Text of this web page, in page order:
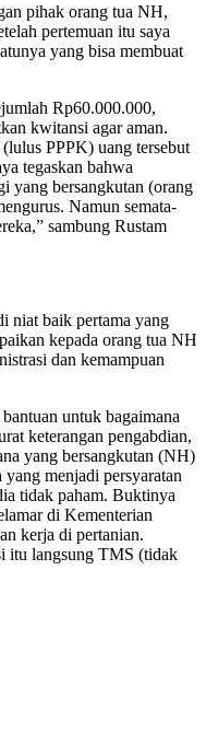
pihak orang tua NH,
pertemuan itu saya
yang bisa membuat
Rp60.000.000,
kwitansi agar aman.
PPPK) uang tersebut
tegaskan bahwa
yang bersangkutan (orang
Namun semata-
sambung Rustam
niat baik pertama yang
kepada orang tua NH
dan kemampuan
untuk bagaimana
keterangan pengabdian,
yang bersangkutan (NH)
yang menjadi persyaratan
tidak paham. Buktinya
di Kementerian
kerja di pertanian.
itu langsung TMS (tidak